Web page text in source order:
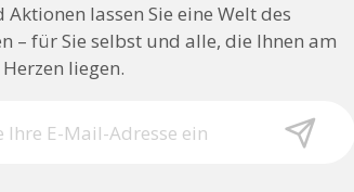
lassen Sie eine Welt des
– für Sie selbst und alle, die Ihnen am
Herzen liegen.